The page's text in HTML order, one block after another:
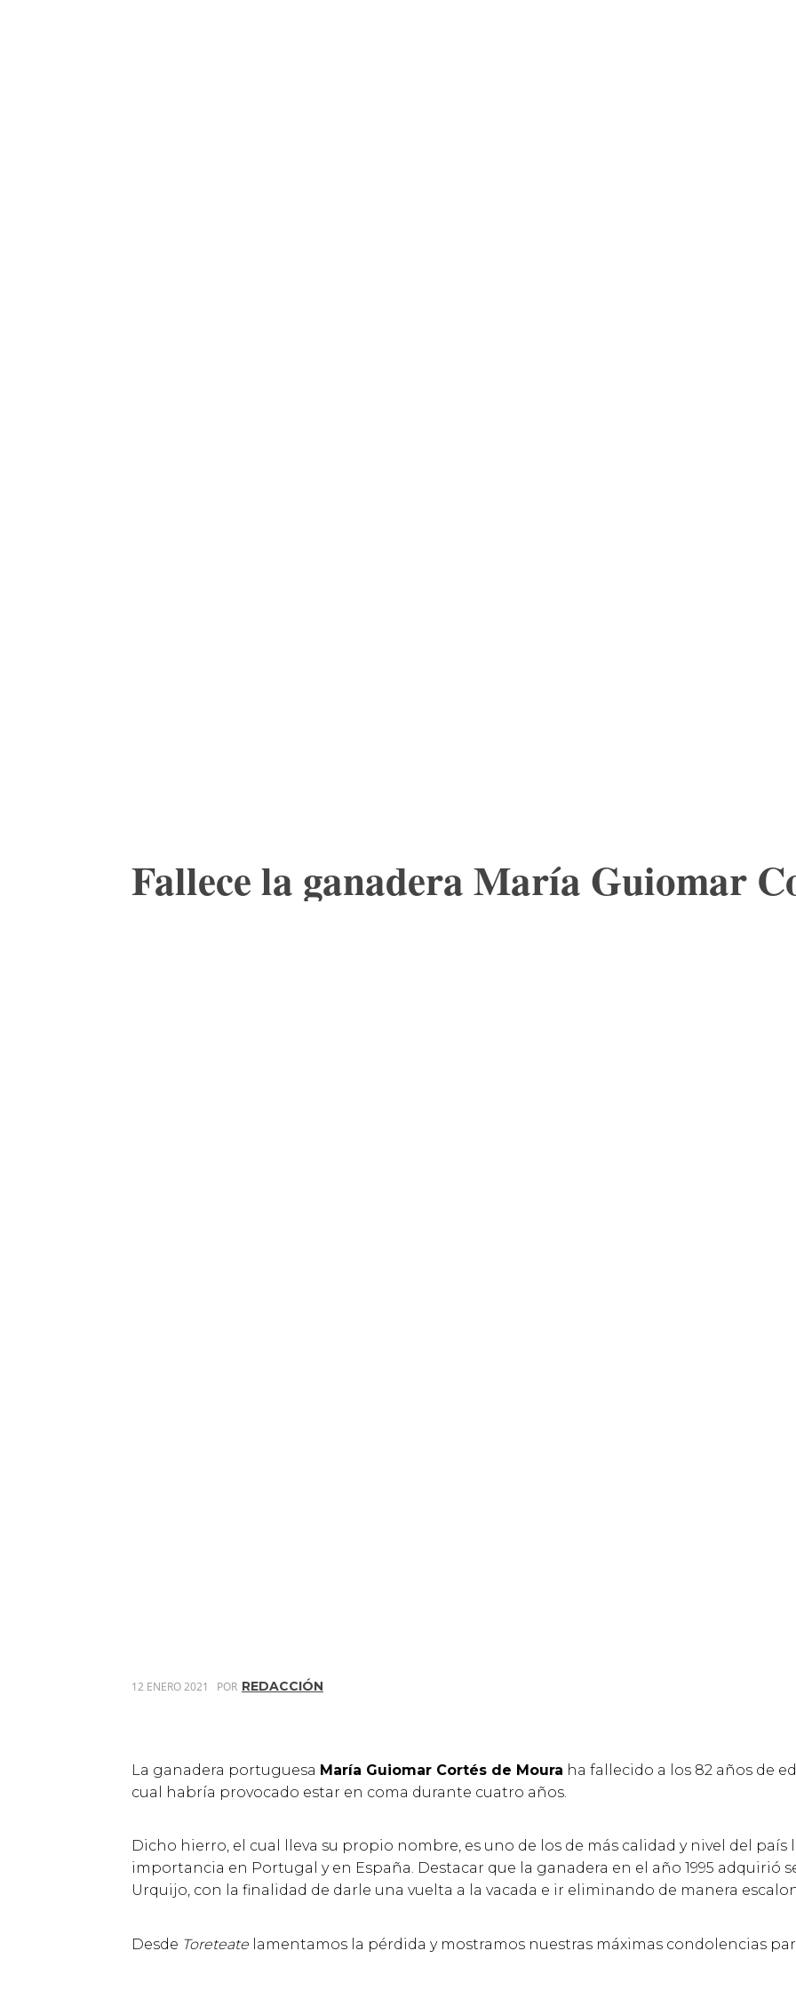
Fallece la ganadera María Guiomar
12 ENERO 2021 POR REDACCIÓN
La ganadera portuguesa María Guiomar Cortés de Moura ha fallecido a los 82 años de
cual habría provocado estar en coma durante cuatro años.
Dicho hierro, el cual lleva su propio nombre, es uno de los de más calidad y nivel del
importancia en Portugal y en España. Destacar que la ganadera en el año 1995 adquirió
Urquijo, con la finalidad de darle una vuelta a la vacada e ir eliminando de manera
Desde Toreteate lamentamos la pérdida y mostramos nuestras máximas condolencias